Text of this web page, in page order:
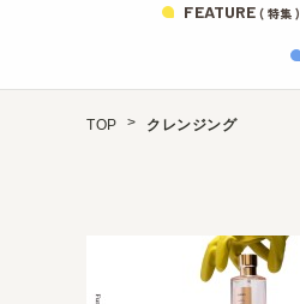
FEATURE ( 特集 )
TOP クレンジング